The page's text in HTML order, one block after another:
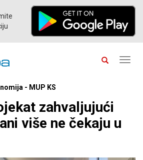
- MUP KS
zahvaljujući
više ne čekaju u